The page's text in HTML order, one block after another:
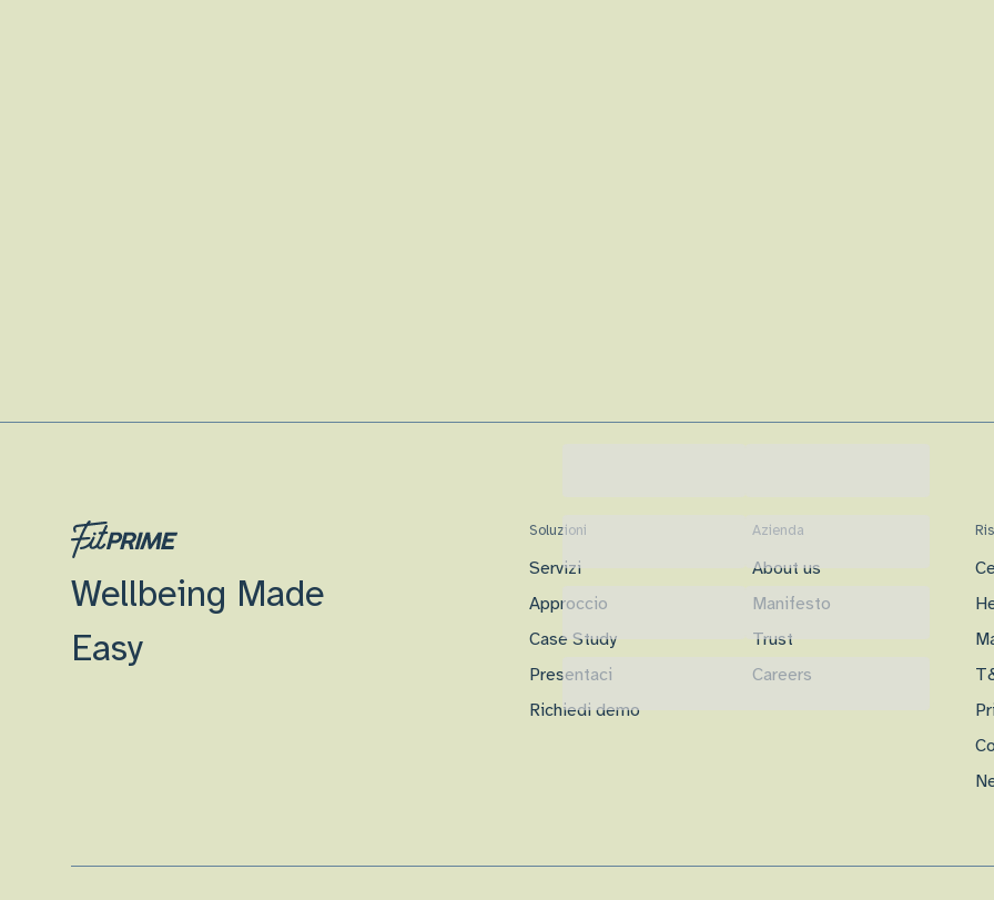
Wellbeing Made
Easy
Soluzioni
Servizi
Approccio
Case Study
Presentaci
Richiedi demo
Azienda
About us
Manifesto
Trust
Careers